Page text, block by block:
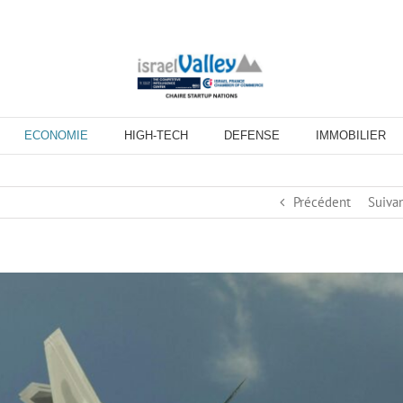
ECONOMIE HIGH-TECH DEFENSE IMMOBILIER
Précédent